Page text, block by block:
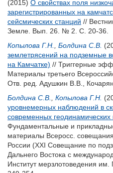
(2015) О свойствах поля
зарегистрированных на
сейсмических станций //
Земле. Вып. 26. № 2. С. 20-36.
Копылова Г.Н.
Болдина С.В.
землетрясений на подземные
на Камчатке) // Триггерные
Материалы третьего
Отв. ред. Адушкин В.В.
Болдина С.В.
Копылова Г.Н.
уровнемерных наблюдений в
современных геодинамических
Фундаментальные и
материалы Всеросс.
России (XXI Совещание по
Дальнего Востока с
Институт мерзлотоведения